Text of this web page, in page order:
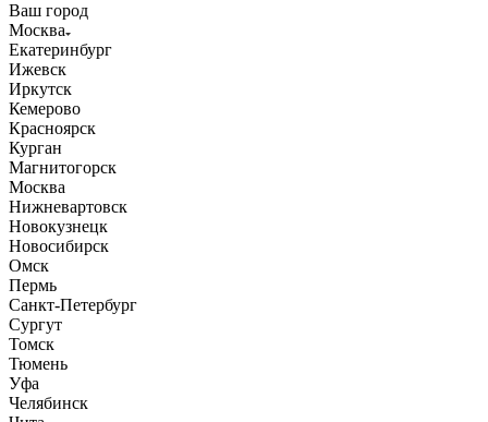
Ваш город
Москва
Екатеринбург
Ижевск
Иркутск
Кемерово
Красноярск
Курган
Магнитогорск
Москва
Нижневартовск
Новокузнецк
Новосибирск
Омск
Пермь
Санкт-Петербург
Сургут
Томск
Тюмень
Уфа
Челябинск